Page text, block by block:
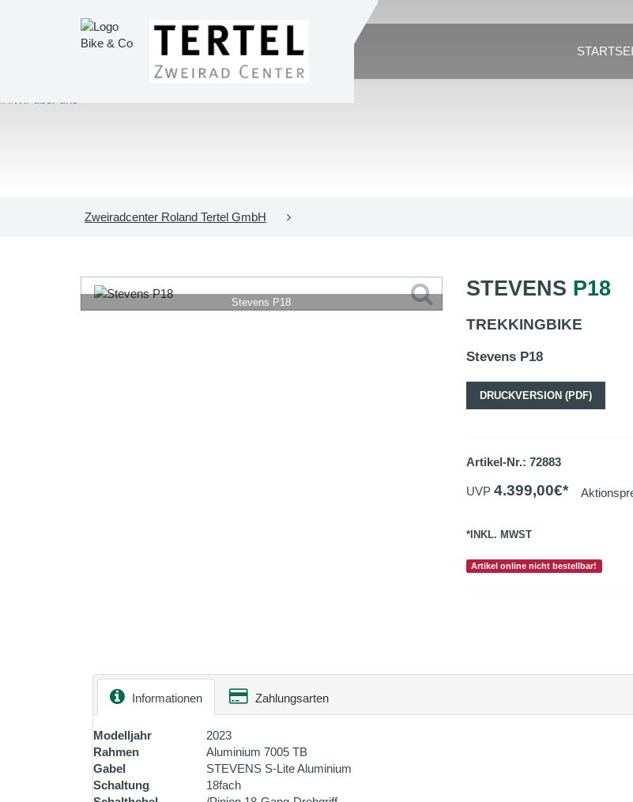
Zweiradcenter Roland Tertel GmbH
Stevens P18
STEVENS P18
TREKKINGBIKE
Stevens P18
DRUCKVERSION (PDF)
Artikel-Nr.: 72883
UVP 4.399,00€*
*INKL. MWST
Artikel online nicht bestellbar!
Informationen Zahlungsarten
Modelljahr
2023
Rahmen
Aluminium 7005 TB
Gabel
STEVENS S-Lite Aluminium
Schaltung
18fach